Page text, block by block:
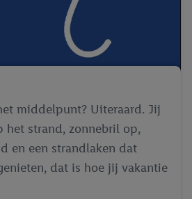
middelpunt? Uiteraard. Jij
het strand, zonnebril op,
en een strandlaken dat
dat is hoe jij vakantie